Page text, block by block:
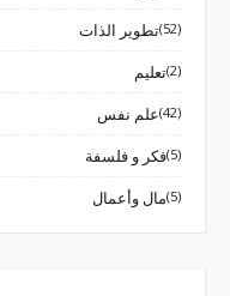
تطوير الذات (52)
تعليم (2)
علم نفس (42)
فكر و فلسفة (5)
مال وأعمال (5)